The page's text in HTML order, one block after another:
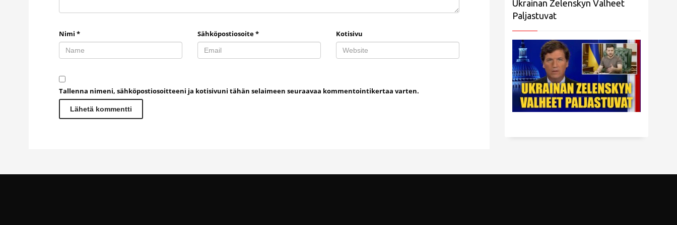
Nimi * Sähköpostiosoite* Kotisivu
Tallenna nimeni, sähköpostiosoitteeni ja kotisivuni tähän selaimeen seuraavaa kommentointikertaa varten.
Ukrainan Zelenskyn Valheet
Paljastuvat